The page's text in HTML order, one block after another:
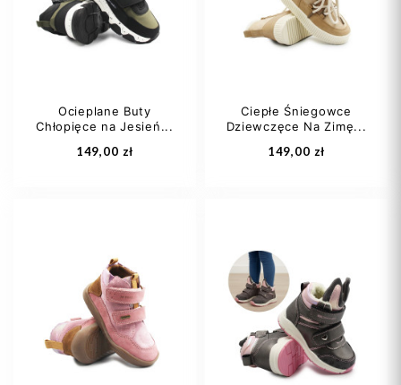
25
Dodaj do koszyka
36
Dodaj do koszyka
Ocieplane Buty
Chłopięce na Jesień...
149,00 zł
32
Ciepłe Śniegowce
Dziewczęce Na Zimę...
149,00 zł
34 37